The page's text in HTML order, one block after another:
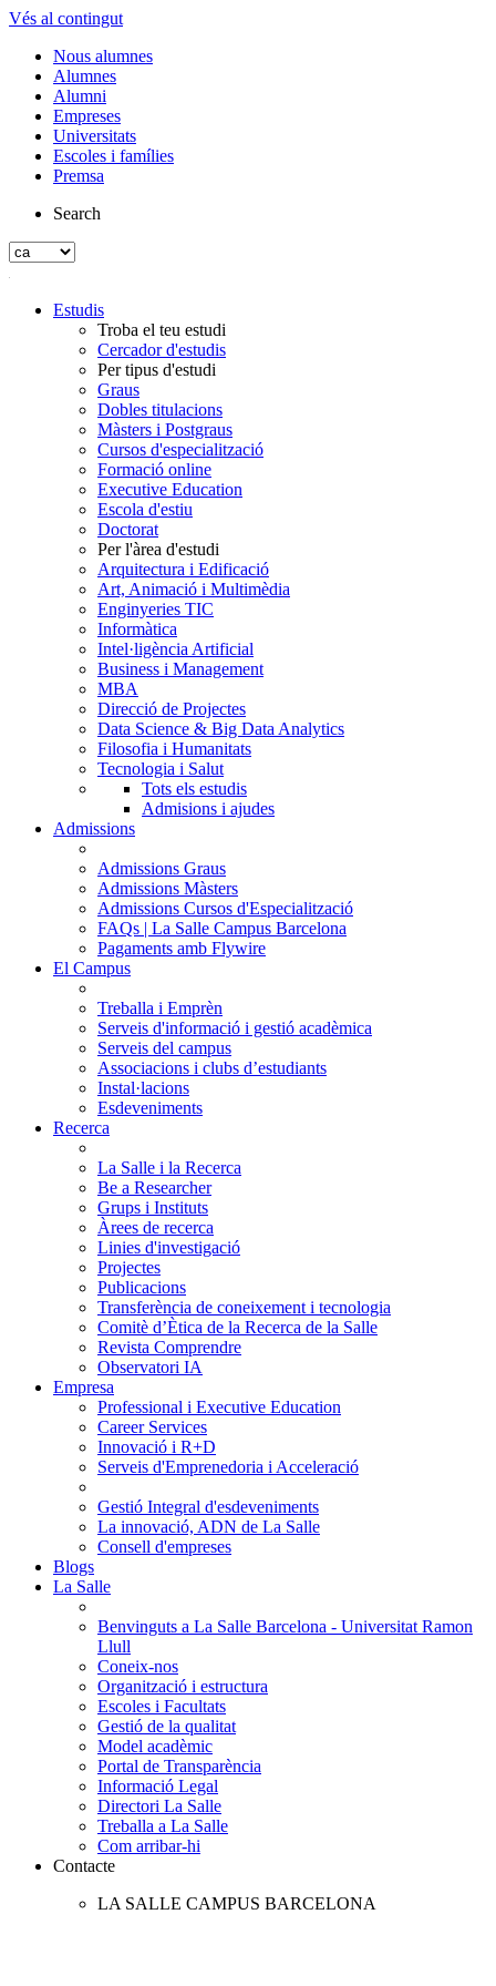
Vés al contingut
Nous alumnes
Alumnes
Alumni
Empreses
Universitats
Escoles i famílies
Premsa
Search
Estudis
Troba el teu estudi
Cercador d'estudis
Per tipus d'estudi
Graus
Dobles titulacions
Màsters i Postgraus
Cursos d'especialització
Formació online
Executive Education
Escola d'estiu
Doctorat
Per l'àrea d'estudi
Arquitectura i Edificació
Art, Animació i Multimèdia
Enginyeries TIC
Informàtica
Intel·ligència Artificial
Business i Management
MBA
Direcció de Projectes
Data Science & Big Data Analytics
Filosofia i Humanitats
Tecnologia i Salut
Tots els estudis
Admisions i ajudes
Admissions
Admissions Graus
Admissions Màsters
Admissions Cursos d'Especialització
FAQs | La Salle Campus Barcelona
Pagaments amb Flywire
El Campus
Treballa i Emprèn
Serveis d'informació i gestió acadèmica
Serveis del campus
Associacions i clubs d’estudiants
Instal·lacions
Esdeveniments
Recerca
La Salle i la Recerca
Be a Researcher
Grups i Instituts
Àrees de recerca
Linies d'investigació
Projectes
Publicacions
Transferència de coneixement i tecnologia
Comitè d’Ètica de la Recerca de la Salle
Revista Comprendre
Observatori IA
Empresa
Professional i Executive Education
Career Services
Innovació i R+D
Serveis d'Emprenedoria i Acceleració
Gestió Integral d'esdeveniments
La innovació, ADN de La Salle
Consell d'empreses
Blogs
La Salle
Benvinguts a La Salle Barcelona - Universitat Ramon
Llull
Coneix-nos
Organització i estructura
Escoles i Facultats
Gestió de la qualitat
Model acadèmic
Portal de Transparència
Informació Legal
Directori La Salle
Treballa a La Salle
Com arribar-hi
Contacte
LA SALLE CAMPUS BARCELONA